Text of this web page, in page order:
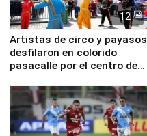
12
Artistas de circo y payasos
desfilaron en colorido
pasacalle por el centro de